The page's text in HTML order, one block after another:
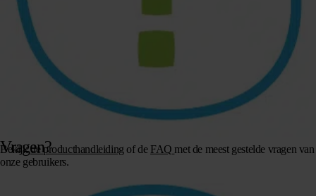
Vragen?
Bekijkde producthandleidingof de FAQ met de meest gestelde vragen van
onze gebruikers.